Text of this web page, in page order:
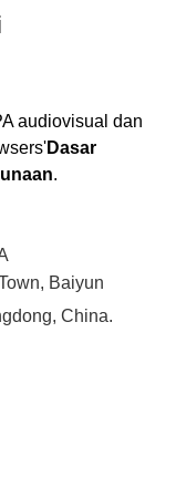
audiovisual dan
Dasar
.
Baiyun
China.